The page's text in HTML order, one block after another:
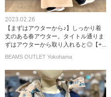
2023.02.26
【まずはアウターから♪】しっかり着
丈のある春アウター。タイトル通りま
ずはアウターから取り入れると◎【+...
BEAMS OUTLET Yokohama